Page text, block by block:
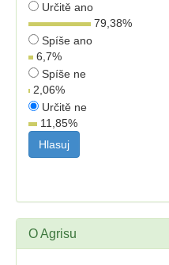
Určitě ano
79,38%
Spíše ano
6,7%
Spíše ne
2,06%
Určitě ne
11,85%
O Agrisu